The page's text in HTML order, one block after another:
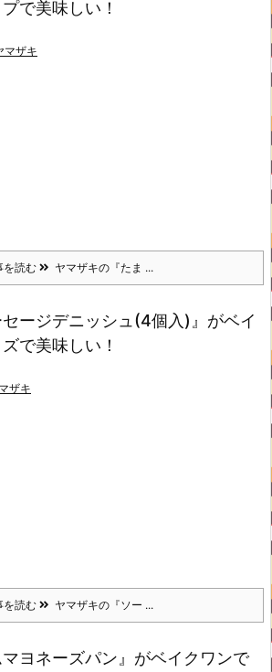
で美味しい！
マザキ
を読む ヤマザキの『たま ...
ージデニッシュ(4個入)』がベイ
で美味しい！
ザキ
を読む ヤマザキの『ソー ...
ヨネーズパン』がベイクワンで